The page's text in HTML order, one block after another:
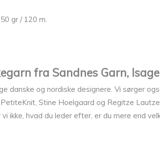
gr / 120 m.
fra Sandnes Garn,
danske og nordiske designere. Vi sørger
Stine Hoelgaard og Regitze
ikke, hvad du leder efter, er du mere end